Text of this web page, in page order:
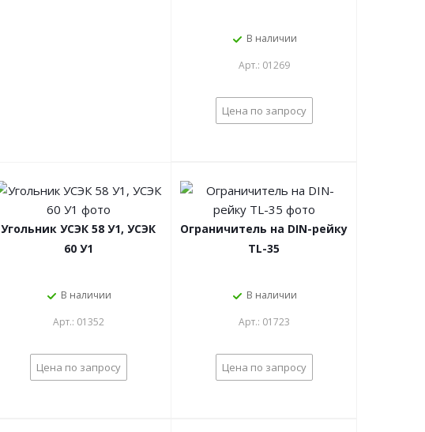
В наличии
Арт.: 01269
Цена по запросу
Угольник УСЭК 58 У1, УСЭК
60 У1
В наличии
Арт.: 01352
Цена по запросу
Ограничитель на DIN-рейку
TL-35
В наличии
Арт.: 01723
Цена по запросу